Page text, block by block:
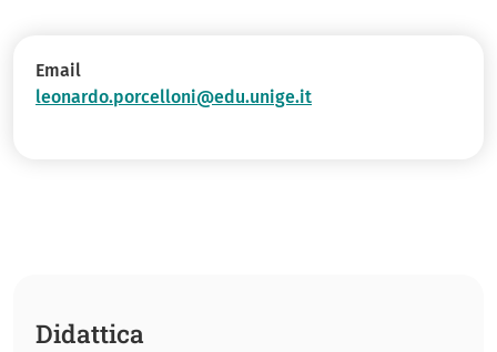
Didattica
Email
leonardo.porcelloni@edu.unige.it